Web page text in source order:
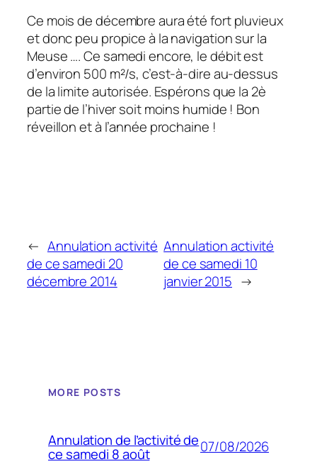
Ce mois de décembre aura été fort pluvieux
et donc peu propice à la navigation sur la
Meuse …. Ce samedi encore, le débit est
d’environ 500 m²/s, c’est-à-dire au-dessus
de la limite autorisée. Espérons que la 2è
partie de l’hiver soit moins humide ! Bon
réveillon et à l’année prochaine !
← Annulation activité
de ce samedi 20
décembre 2014
Annulation activité
de ce samedi 10
janvier 2015 →
MORE POSTS
Annulation de l’activité de
ce samedi 8 août 07/08/2026